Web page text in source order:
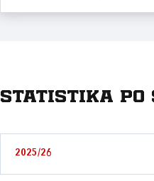
Statistika po
2025/26